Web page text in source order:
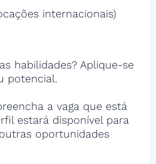
internacionais)
habilidades? Aplique-se
potencial.
a vaga que está
estará disponível para
oportunidades